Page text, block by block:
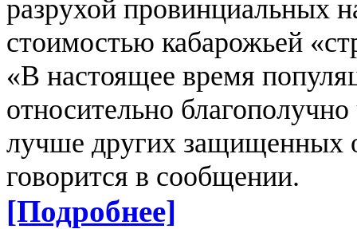
разрухой провинциальных
стоимостью кабарожьей
«В настоящее время
относительно
лучше других защищенных
говорится в сообщении.
[Подробнее]